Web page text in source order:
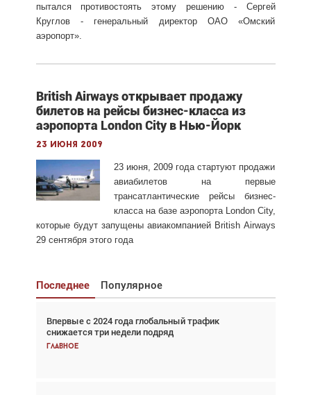
пытался противостоять этому решению - Сергей
Круглов - генеральный директор ОАО «Омский
аэропорт».
British Airways открывает продажу
билетов на рейсы бизнес-класса из
аэропорта London City в Нью-Йорк
23 июня 2009
23 июня, 2009 года стартуют продажи
авиабилетов на первые
трансатлантические рейсы бизнес-
класса на базе аэропорта London City,
которые будут запущены авиакомпанией British Airways
29 сентября этого года
Последнее Популярное
Впервые с 2024 года глобальный трафик
снижается три недели подряд
Главное
Взгляд с высоты: тандем вертолётов и БПЛА в
спасательных операциях
Главное